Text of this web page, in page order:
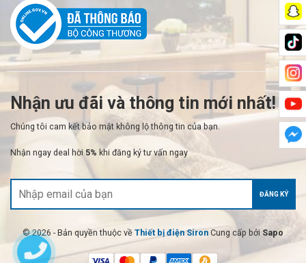
Nhận ưu đãi và thông tin mới nhất!
Chúng tôi cam kết bảo mật không lộ thông tin của bạn.
Nhận ngay deal hời 5% khi đăng ký tư vấn ngay
ĐĂNG KÝ
© 2026 - Bản quyền thuộc về Thiết bị điện Siron Cung cấp bởi Sapo